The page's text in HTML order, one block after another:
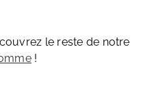
le reste de notre
!